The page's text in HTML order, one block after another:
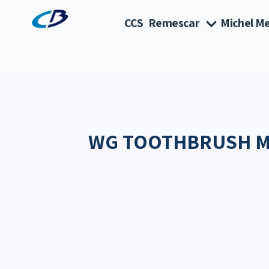
Michel
Remescar
CCS
WG TOOTHBRUSH